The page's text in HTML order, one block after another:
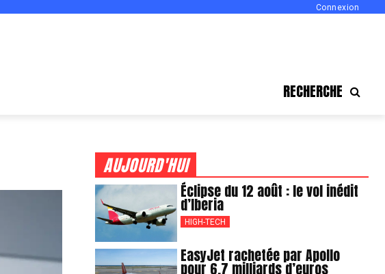
Connexion
RECHERCHE
AUJOURD'HUI
Éclipse du 12 août : le vol inédit
d’Iberia
HIGH-TECH
EasyJet rachetée par Apollo
pour 6,7 milliards d’euros